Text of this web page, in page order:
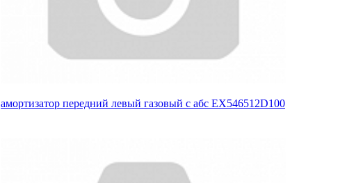
амортизатор передний левый газовый с абс EX546512D100